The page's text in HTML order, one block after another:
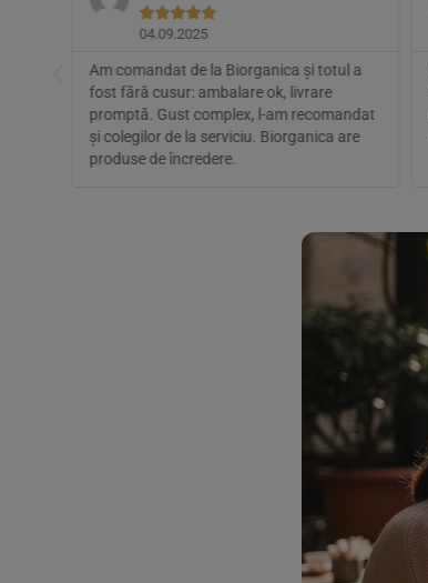

04.09.2025
Am comandat de la Biorganica și totul a
fost fără cusur: ambalare ok, livrare
promptă. Gust complex, l-am recomandat
și colegilor de la serviciu. Biorganica are
produse de încredere.